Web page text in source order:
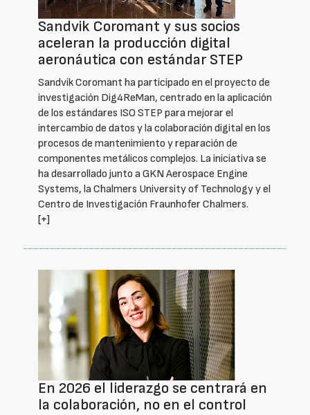
Sandvik Coromant y sus socios
aceleran la producción digital
aeronáutica con estándar STEP
Sandvik Coromant ha participado en el proyecto de
investigación Dig4ReMan, centrado en la aplicación
de los estándares ISO STEP para mejorar el
intercambio de datos y la colaboración digital en los
procesos de mantenimiento y reparación de
componentes metálicos complejos. La iniciativa se
ha desarrollado junto a GKN Aerospace Engine
Systems, la Chalmers University of Technology y el
Centro de Investigación Fraunhofer Chalmers.
[+]
En 2026 el liderazgo se centrará en
la colaboración, no en el control